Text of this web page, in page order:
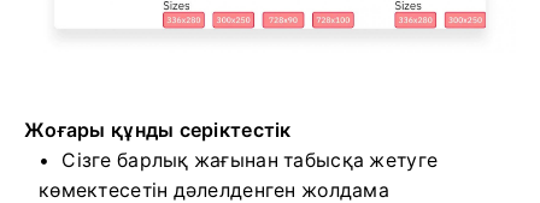
Жоғары құнды серіктестік
Сізге барлық жағынан табысқа жетуге
көмектесетін дәлелденген жолдама